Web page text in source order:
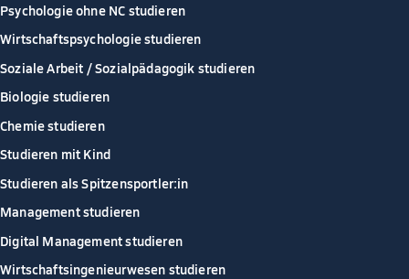
Psychologie ohne NC studieren
Wirtschaftspsychologie studieren
Soziale Arbeit / Sozialpädagogik studieren
Biologie studieren
Chemie studieren
Studieren mit Kind
Studieren als Spitzensportler:in
Management studieren
Digital Management studieren
Wirtschaftsingenieurwesen studieren